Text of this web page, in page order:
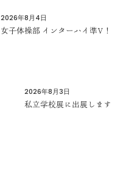
2026年8月4日
女子体操部 インターハイ準V！
2026年8月3日
私立学校展に出展します